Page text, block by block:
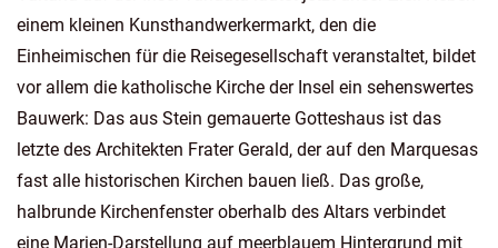
einem kleinen Kunsthandwerkermarkt, den die
Einheimischen für die Reisegesellschaft veranstaltet, bildet
vor allem die katholische Kirche der Insel ein sehenswertes
Bauwerk: Das aus Stein gemauerte Gotteshaus ist das
letzte des Architekten Frater Gerald, der auf den Marquesas
fast alle historischen Kirchen bauen ließ. Das große,
halbrunde Kirchenfenster oberhalb des Altars verbindet
eine Marien-Darstellung auf meerblauem Hintergrund mit